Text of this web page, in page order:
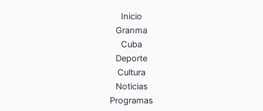
Inicio
Granma
Cuba
Deporte
Cultura
Noticias
Programas